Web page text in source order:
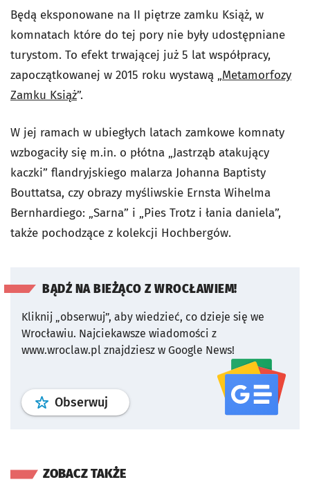
Będą eksponowane na II piętrze zamku Książ, w
komnatach które do tej pory nie były udostępniane
turystom. To efekt trwającej już 5 lat współpracy,
zapoczątkowanej w 2015 roku wystawą „Metamorfozy
Zamku Książ”.
W jej ramach w ubiegłych latach zamkowe komnaty
wzbogaciły się m.in. o płótna „Jastrząb atakujący
kaczki” flandryjskiego malarza Johanna Baptisty
Bouttatsa, czy obrazy myśliwskie Ernsta Wihelma
Bernhardiego: „Sarna” i „Pies Trotz i łania daniela”,
także pochodzące z kolekcji Hochbergów.
BĄDŹ NA BIEŻĄCO Z WROCŁAWIEM!
Kliknij „obserwuj”, aby wiedzieć, co dzieje się we
Wrocławiu. Najciekawsze wiadomości z
www.wroclaw.pl znajdziesz w Google News!
Obserwuj profil serwisu
ZOBACZ TAKŻE